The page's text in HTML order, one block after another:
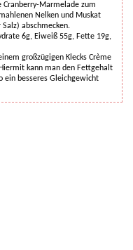
Nelken und Muskat
abschmecken.
kann man den Fettgehalt
ein besseres Gleichgewicht